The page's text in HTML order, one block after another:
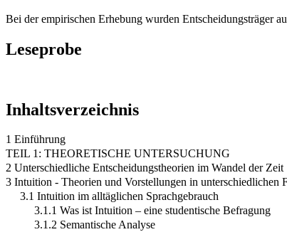
Bei der empirischen Erhebung wurden Entscheidungsträger
Leseprobe
Inhaltsverzeichnis
1 Einführung
TEIL 1: THEORETISCHE UNTERSUCHUNG
2 Unterschiedliche Entscheidungstheorien im Wandel der Zeit
3 Intuition - Theorien und Vorstellungen in unterschiedlichen
3.1 Intuition im alltäglichen Sprachgebrauch
3.1.1 Was ist Intuition – eine studentische Befragung
3.1.2 Semantische Analyse